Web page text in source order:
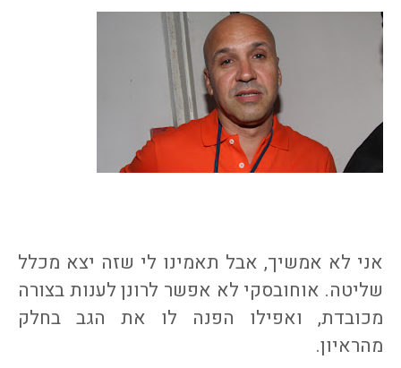
אני לא אמשיך, אבל תאמינו לי שזה יצא מכלל
שליטה. אוחובסקי לא אפשר לרונן לענות בצורה
מכובדת, ואפילו הפנה לו את הגב בחלק
מהראיון.